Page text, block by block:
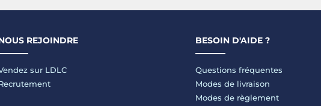
REJOINDRE
sur LDLC
BESOIN D'AIDE ?
Questions fréquentes
Modes de livraison
Modes de règlement